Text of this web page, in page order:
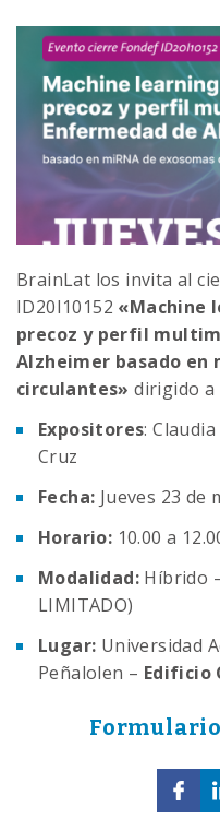
BrainLat los invita al
ID20I10152 «Machine
precoz y perfil
Alzheimer basado en
circulantes» dirigido a
Expositores:
Cruz
Fecha: Jueves 23 de
Horario: 10.00 a
Modalidad: Híbrido
LIMITADO)
Lugar: Universidad
Peñalolen – Edificio